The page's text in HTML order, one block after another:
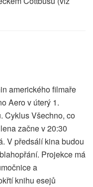
amerického filmaře
Aero v úterý 1.
Cyklus Všechno, co
začne v 20:30
V předsálí kina budou
Projekce má
a
knihu esejů